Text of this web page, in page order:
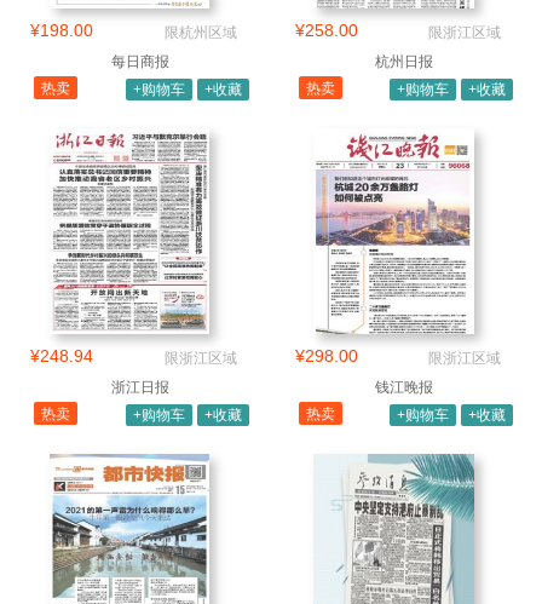
¥198.00
限杭州区域
每日商报
热卖
+购物车 +收藏
¥258.00
限浙江区域
杭州日报
热卖
+购物车 +收藏
¥248.94
限浙江区域
浙江日报
热卖
+购物车 +收藏
¥298.00
限浙江区域
钱江晚报
热卖
+购物车 +收藏